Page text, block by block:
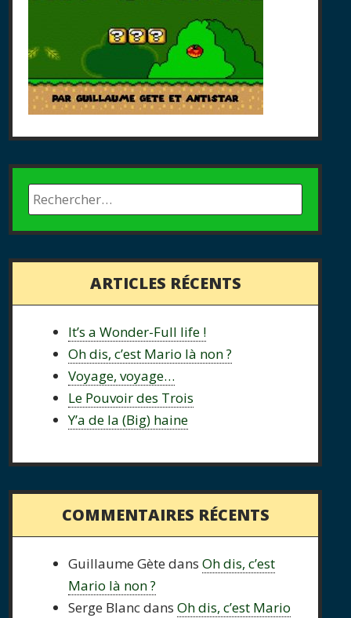
ARTICLES RÉCENTS
It’s a Wonder-Full life !
Oh dis, c’est Mario là non ?
Voyage, voyage…
Le Pouvoir des Trois
Y’a de la (Big) haine
COMMENTAIRES RÉCENTS
Guillaume Gète dansOh dis, c’est
Mario là non ?
Serge BlancdansOh dis, c’est Mario